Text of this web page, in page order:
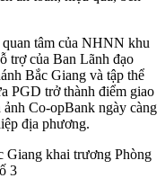
tâm của NHNN khu
trợ của Ban Lãnh đạo
Bắc Giang và tập thể
PGD trở thành điểm giao
Co-opBank ngày càng
địa phương.